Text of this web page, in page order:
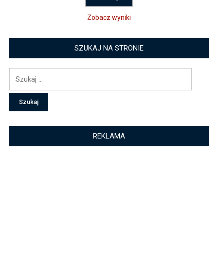
Zobacz wyniki
SZUKAJ NA STRONIE
REKLAMA